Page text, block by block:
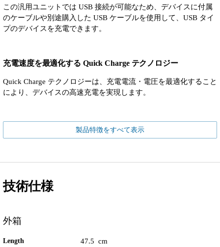
この汎用ユニットでは USB 接続が可能なため、デバイスに付属
のケーブルや別途購入した USB ケーブルを使用して、USB タイ
プのデバイスを充電できます。
充電速度を最適化する Quick Charge テクノロジー
Quick Charge テクノロジーは、充電電流・電圧を最適化すること
により、デバイスの高速充電を実現します。
製品特徴をすべて表示
技術仕様
外箱
Length 47.5 cm